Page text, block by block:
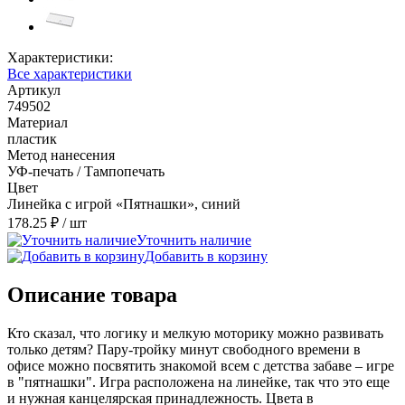
Характеристики:
Все характеристики
Артикул
749502
Материал
пластик
Метод нанесения
УФ-печать / Тампопечать
Цвет
Линейка с игрой «Пятнашки», синий
178.25 ₽ / шт
Уточнить наличие
Добавить в корзину
Описание товара
Кто сказал, что логику и мелкую моторику можно развивать
только детям? Пару-тройку минут свободного времени в
офисе можно посвятить знакомой всем с детства забаве – игре
в "пятнашки". Игра расположена на линейке, так что это еще
и нужная канцелярская принадлежность. Цвета в